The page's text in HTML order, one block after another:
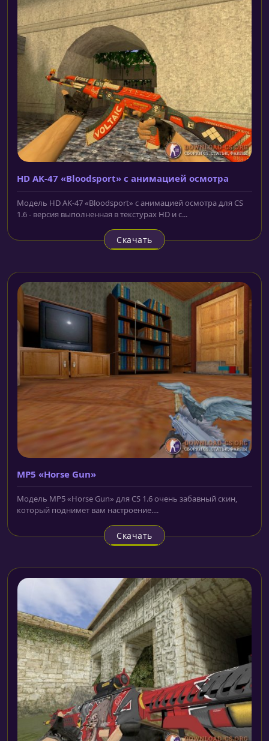
HD AK-47 «Bloodsport» с анимацией осмотра
Модель HD AK-47 «Bloodsport» с анимацией осмотра для CS
1.6 - версия выполненная в текстурах HD и с...
Скачать
MP5 «Horse Gun»
Модель MP5 «Horse Gun» для CS 1.6 очень забавный скин,
который поднимет вам настроение....
Скачать